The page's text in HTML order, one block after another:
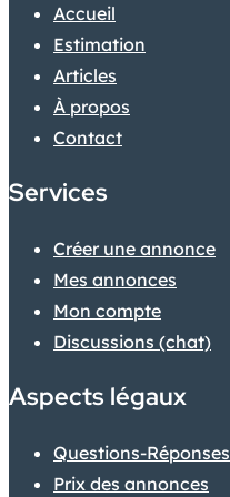
Accueil
Estimation
Articles
À propos
Contact
Services
Créer une annonce
Mes annonces
Mon compte
Discussions (chat)
Aspects légaux
Questions-Réponses
Prix des annonces